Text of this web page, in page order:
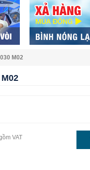
M02
VAT